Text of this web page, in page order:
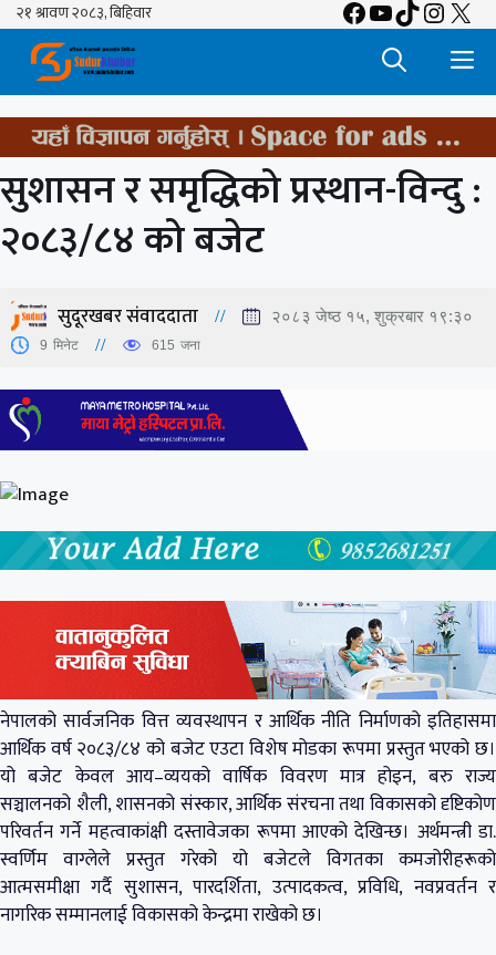
Skip
content
Facebook
YouTube
TikTok
X
सुशासन र समृद्धिको प्रस्थान-विन्दु :
२०८३/८४ को बजेट
सुदूरखबर संवाददाता २०८३ जेष्ठ १५, शुक्रबार १९:३०
9 मिनेट 615 जना
नेपालको सार्वजनिक वित्त व्यवस्थापन र आर्थिक नीति निर्माणको इतिहासमा
आर्थिक वर्ष २०८३/८४ को बजेट एउटा विशेष मोडका रूपमा प्रस्तुत भएको छ।
यो बजेट केवल आय–व्ययको वार्षिक विवरण मात्र होइन, बरु राज्य
सञ्चालनको शैली, शासनको संस्कार, आर्थिक संरचना तथा विकासको दृष्टिकोण
परिवर्तन गर्ने महत्वाकांक्षी दस्तावेजका रूपमा आएको देखिन्छ। अर्थमन्त्री डा.
स्वर्णिम वाग्लेले प्रस्तुत गरेको यो बजेटले विगतका कमजोरीहरूको
आत्मसमीक्षा गर्दै सुशासन, पारदर्शिता, उत्पादकत्व, प्रविधि, नवप्रवर्तन र
नागरिक सम्मानलाई विकासको केन्द्रमा राखेको छ।